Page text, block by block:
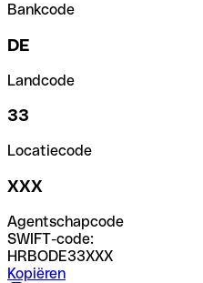
Bankcode
DE
Landcode
33
Locatiecode
XXX
Agentschapcode
SWIFT-code:
HRBODE33XXX
Kopiëren